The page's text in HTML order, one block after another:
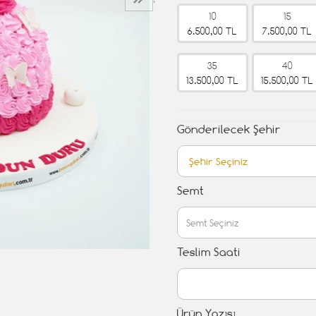
10
6.500,00 TL
15
7.500,00 TL
35
13.500,00 TL
40
15.500,00 TL
Gönderilecek Şehir
Semt
Teslim Saati